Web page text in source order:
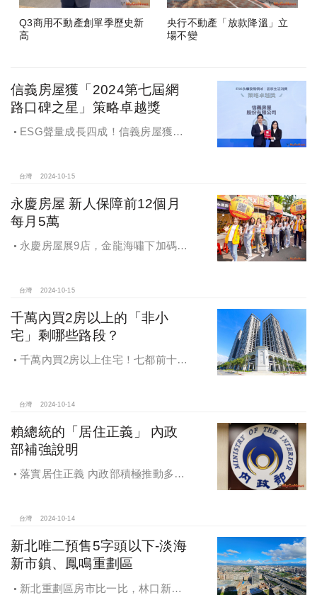
Q3商用不動產創單季歷史新
高
央行不動產「放款降溫」立
場不變
信義房屋獲「2024第七屆網
路口碑之星」策略卓越獎
ESG聲量成長四成！信義房屋獲
台灣 2024-10-15
永慶房屋 新人保障前12個月
每月5萬
永慶房屋展9店，金龍海嘯下加碼員
福感，看得到更領得到！業務新人保
台灣 2024-10-15
千萬內買2房以上的「非小
宅」剩哪些路段？
千萬內買2房以上住宅！七都前十大
台灣 2024-10-14
賴總統的「居住正義」 內政
部補強說明
落實居住正義 內政部積極推動多元
台灣 2024-10-14
新北唯二預售5字頭以下-淡海
新市鎮、鳳鳴重劃區
新北重劃區房市比一比，林口新市